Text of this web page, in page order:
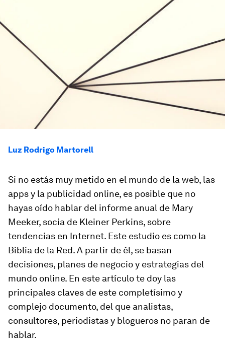
Luz Rodrigo Martorell
Si no estás muy metido en el mundo de la web, las
apps y la publicidad online, es posible que no
hayas oído hablar del informe anual de Mary
Meeker, socia de Kleiner Perkins, sobre
tendencias en Internet. Este estudio es como la
Biblia de la Red. A partir de él, se basan
decisiones, planes de negocio y estrategias del
mundo online. En este artículo te doy las
principales claves de este completísimo y
complejo documento, del que analistas,
consultores, periodistas y blogueros no paran de
hablar.